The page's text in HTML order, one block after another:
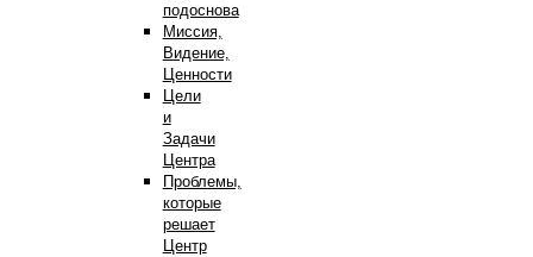
подоснова
Миссия,
Видение,
Ценности
Цели
и
Задачи
Центра
Проблемы,
которые
решает
Центр